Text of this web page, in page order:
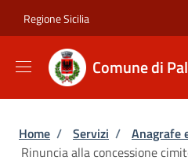
Regione Sicilia
Comune di
Briciole di pane
Home / Servizi / Anagrafe
Rinuncia alla concessione